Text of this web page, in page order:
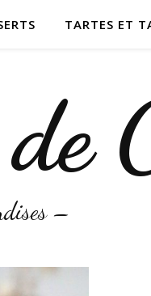
TARTES ET
–